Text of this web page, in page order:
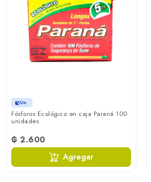
Un.
Fósforos Ecológico en caja Paraná 100
unidades
₲ 2.600
Agregar